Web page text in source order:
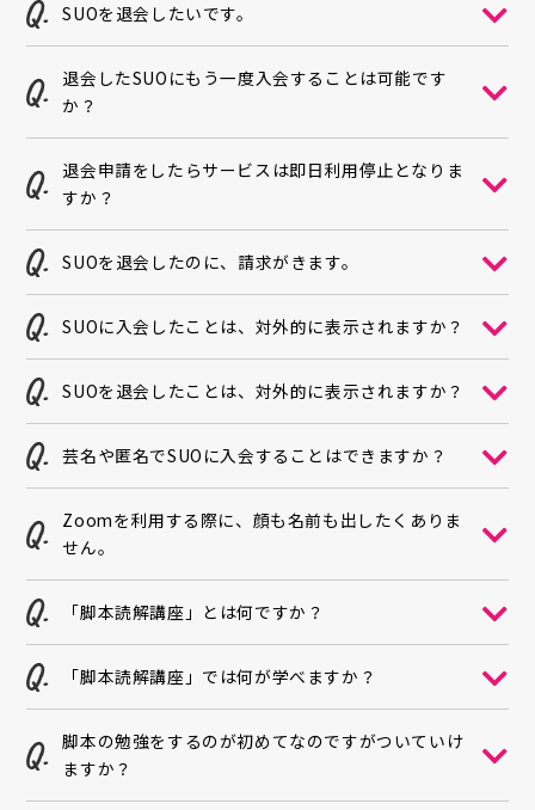
SUOを退会したいです。
退会したSUOにもう一度入会することは可能です
か？
退会申請をしたらサービスは即日利用停止となりま
すか？
SUOを退会したのに、請求がきます。
SUOに入会したことは、対外的に表示されますか？
SUOを退会したことは、対外的に表示されますか？
芸名や匿名でSUOに入会することはできますか？
Zoomを利用する際に、顔も名前も出したくありま
せん。
「脚本読解講座」とは何ですか？
「脚本読解講座」では何が学べますか？
脚本の勉強をするのが初めてなのですがついていけ
ますか？